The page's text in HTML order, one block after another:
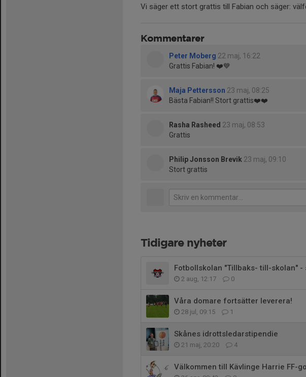
Vi säger ett stort grattis till Fabian och säger:
Kommentarer
Peter Moberg 22 maj, 16:22
Grattis Fabian! ❤️💙
Maja Pettersson 23 maj, 08:25
Bästa Fabian!! Stort grattis❤️❤️
Rasha Rasheed 23 maj, 08:53
Grattis
Philip Jonsson Brevik 23 maj, 09:10
Stort grattis
Tidigare nyheter
Fotbollskolan "Tillbaks- till-skolan" -
2 aug, 12:17 0
Våra domare fortsätter leverera!
28 jul, 09:15 1
Skånes idrottsledarstipendie
21 maj, 20:20 4
Välkommen till Kävlinge Harrie FF-